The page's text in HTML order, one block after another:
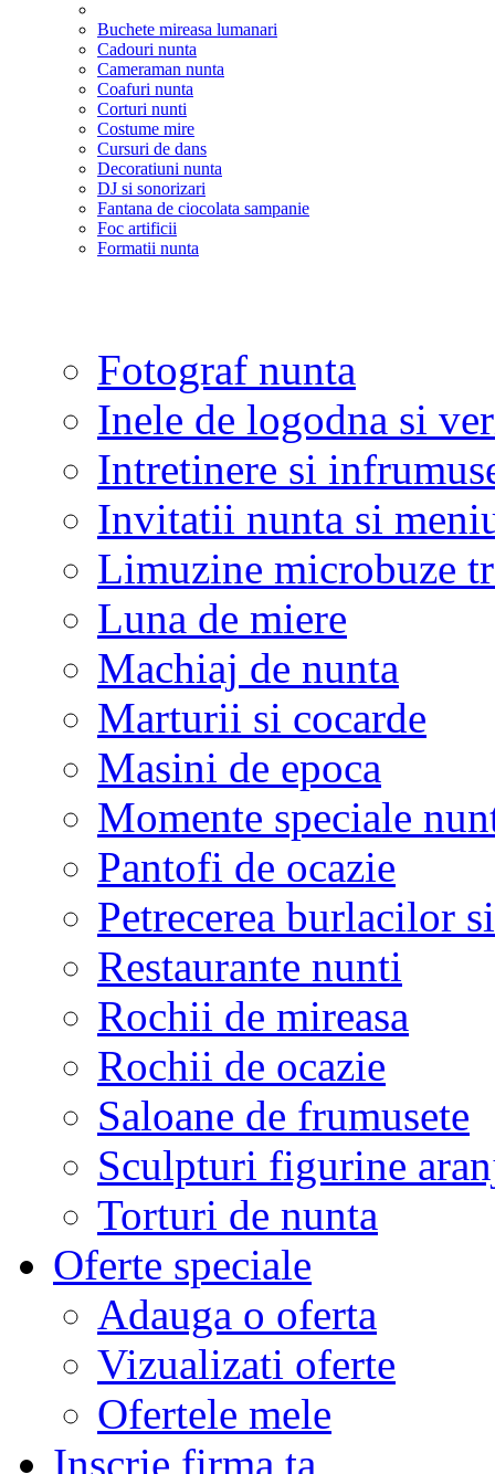
Buchete mireasa lumanari
Cadouri nunta
Cameraman nunta
Coafuri nunta
Corturi nunti
Costume mire
Cursuri de dans
Decoratiuni nunta
DJ si sonorizari
Fantana de ciocolata sampanie
Foc artificii
Formatii nunta
Fotograf nunta
Inele de logodna si
Intretinere si
Invitatii nunta si
Limuzine microbuze
Luna de miere
Machiaj de nunta
Marturii si cocarde
Masini de epoca
Momente speciale
Pantofi de ocazie
Petrecerea burlacilor
Restaurante nunti
Rochii de mireasa
Rochii de ocazie
Saloane de frumusete
Sculpturi figurine
Torturi de nunta
Oferte speciale
Adauga o oferta
Vizualizati oferte
Ofertele mele
Inscrie firma ta